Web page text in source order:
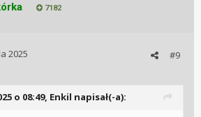
7182
#9
2025
o 08:49, Enkil napisał(-a):